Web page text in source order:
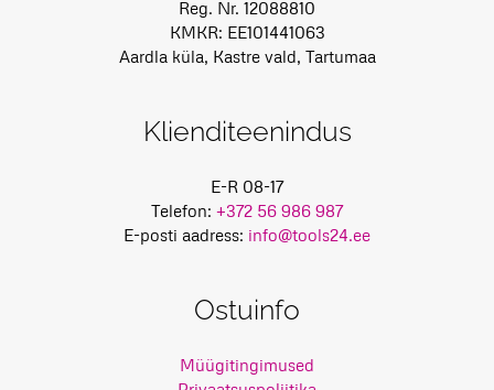
Reg. Nr. 12088810
KMKR: EE101441063
Aardla küla, Kastre vald, Tartumaa
Klienditeenindus
E-R 08-17
Telefon: +372 56 986 987
E-posti aadress: info@tools24.ee
Ostuinfo
Müügitingimused